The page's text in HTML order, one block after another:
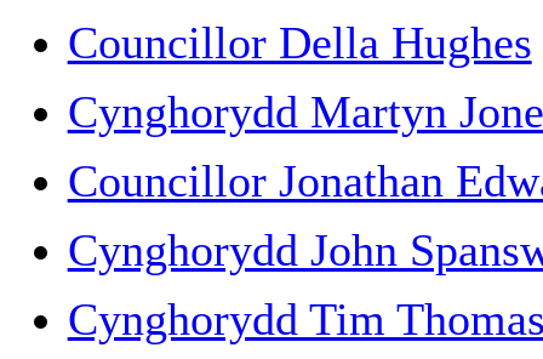
Councillor Della Hughes
Cynghorydd Martyn
Councillor Jonathan
Cynghorydd John
Cynghorydd Tim